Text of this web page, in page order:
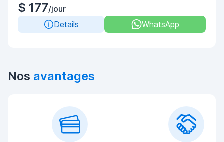
$ 177/jour
Details
WhatsApp
Nos avantages